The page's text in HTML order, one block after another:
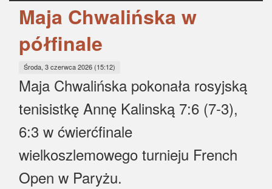
Krótko
Polska
Ekonomia
Myśl
Wiara
Maja Chwalińska w
półfinale
Środa, 3 czerwca 2026 (15:12)
Maja Chwalińska pokonała rosyjską
tenisistkę Annę Kalinską 7:6 (7-3),
6:3 w ćwierćfinale
wielkoszlemowego turnieju French
Open w Paryżu.